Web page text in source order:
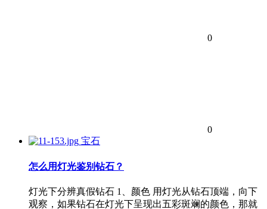
0
0
宝石
怎么用灯光鉴别钻石？
灯光下分辨真假钻石 1、颜色 用灯光从钻石顶端，向下
观察，如果钻石在灯光下呈现出五彩斑斓的颜色，那就